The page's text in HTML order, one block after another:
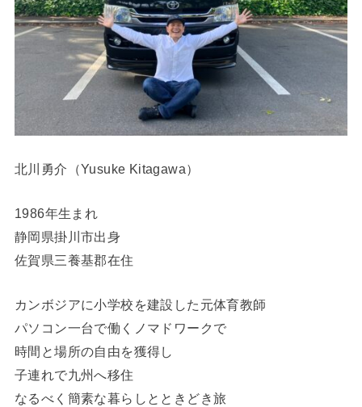
北川勇介（Yusuke Kitagawa）
1986年生まれ
静岡県掛川市出身
佐賀県三養基郡在住
カンボジアに小学校を建設した元体育教師
パソコン一台で働くノマドワークで
時間と場所の自由を獲得し
子連れで九州へ移住
なるべく簡素な暮らしとときどき旅